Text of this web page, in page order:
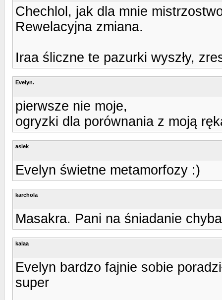
Chechlol, jak dla mnie
Rewelacyjna zmiana.
Iraa śliczne te pazurki wyszły,
Evelyn.
pierwsze nie moje,
ogryzki dla porównania z moją
asiek
Evelyn świetne metamorfozy :)
karchola
Masakra. Pani na śniadanie
kalaa
Evelyn bardzo fajnie sobie
super